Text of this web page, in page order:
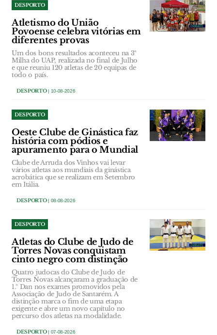
DESPORTO
Atletismo do União
Povoense celebra vitórias em
diferentes provas
Um dos bons resultados aconteceu na 3ª
Milha do UAP, realizada no final de Julho
e que reuniu 120 atletas de 20 equipas de
todo o país.
DESPORTO| 10-08-2026
DESPORTO
Oeste Clube de Ginástica faz
história com pódios e
apuramento para o Mundial
Clube de Arruda dos Vinhos vai levar
vários atletas aos mundiais da ginástica
acrobática que se realizam em Setembro
em Itália.
DESPORTO| 08-08-2026
DESPORTO
Atletas do Clube de Judo de
Torres Novas conquistam
cinto negro com distinção
Quatro judocas do Clube de Judo de
Torres Novas alcançaram a graduação de
1.º Dan nos exames promovidos pela
Associação de Judo de Santarém. A
distinção marca o fim de uma etapa
exigente e abre um novo capítulo no
percurso dos atletas na modalidade.
DESPORTO| 07-08-2026